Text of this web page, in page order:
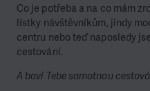
Co je potřeba a na co mám
lístky návštěvníkům, jindy
centru nebo teď naposledy
cestování.
A baví Tebe samotnou